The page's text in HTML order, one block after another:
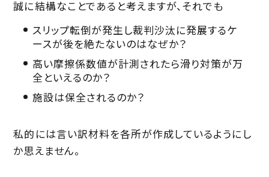
誠に結構なことであると考えますが、それでも
スリップ転倒が発生し裁判沙汰に発展するケ
ースが後を絶たないのはなぜか？
高い摩擦係数値が計測されたら滑り対策が万
全といえるのか？
施設は保全されるのか？
私的には言い訳材料を各所が作成しているようにし
か思えません。